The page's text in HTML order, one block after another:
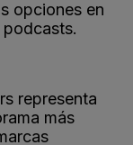
opciones en
representa
más